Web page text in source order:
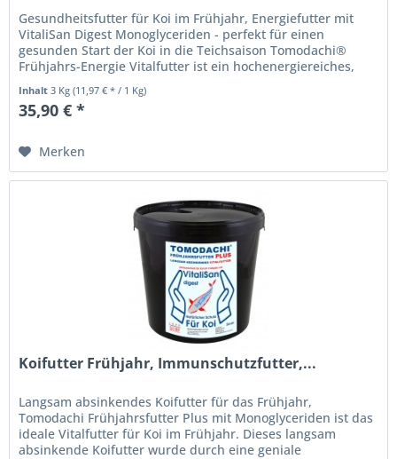
Gesundheitsfutter für Koi im Frühjahr, Energiefutter mit
VitaliSan Digest Monoglyceriden - perfekt für einen
gesunden Start der Koi in die Teichsaison Tomodachi®
Frühjahrs-Energie Vitalfutter ist ein hochenergiereiches,
Inhalt3 Kg(11,97 € * / 1 Kg)
35,90 € *
Merken
Koifutter Frühjahr, Immunschutzfutter,...
Langsam absinkendes Koifutter für das Frühjahr,
Tomodachi Frühjahrsfutter Plus mit Monoglyceriden ist das
ideale Vitalfutter für Koi im Frühjahr. Dieses langsam
absinkende Koifutter wurde durch eine geniale